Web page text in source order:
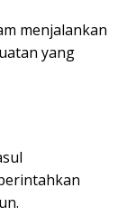
menjalankan
yang